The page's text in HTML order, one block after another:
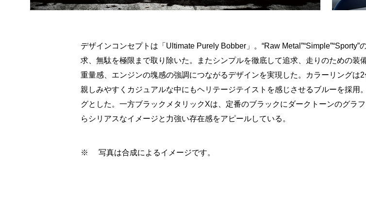
デザインコンセプトは「Ultimate Purely Bobber」。“Raw
求、無駄を極限まで取り除いた。またシンプルを徹底して追求、走りのための装
重量感、エンジンの塊感の強調につながるデザインを実現した。カラーリングは
親しみやすくカジュアルな中にもヘリテージテイストを感じさせるブルーを採
グとした。一方ブラックメタリックXは、定番のブラックにダークトーンのグラ
らシリアスなイメージと力強い存在感をアピールしている。
※ 写真は合成によるイメージです。